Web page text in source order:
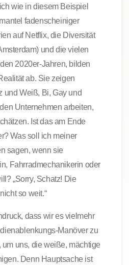
wie in diesem Beispiel
fadenscheiniger
auf Netflix, die Diversität
und die vielen
2020er-Jahren, bilden
ab. Sie zeigen
und Weiß, Bi, Gay und
Unternehmen arbeiten,
Ist das am Ende
Was soll ich meiner
sagen, wenn sie
Fahrradmechanikerin oder
„Sorry, Schatz! Die
so weit.“
dass wir es vielmehr
Manöver zu
uns, die weiße, mächtige
Denn Hauptsache ist